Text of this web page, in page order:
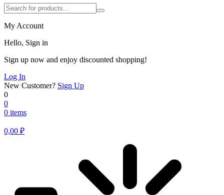
My Account
Hello, Sign in
Sign up now and enjoy discounted shopping!
Log In
New Customer? Sign Up
0
0
0 items
0,00 ₽